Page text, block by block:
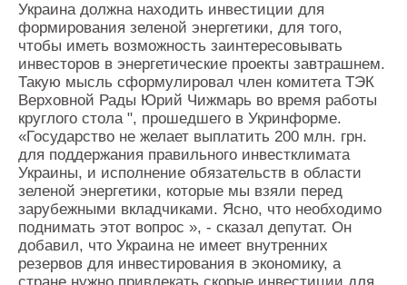
Украина должна находить инвестиции для
формирования зеленой энергетики, для того,
чтобы иметь возможность заинтересовывать
инвесторов в энергетические проекты завтрашнем.
Такую мысль сформулировал член комитета ТЭК
Верховной Рады Юрий Чижмарь во время работы
круглого стола ", прошедшего в Укринформе.
«Государство не желает выплатить 200 млн. грн.
для поддержания правильного инвестклимата
Украины, и исполнение обязательств в области
зеленой энергетики, которые мы взяли перед
зарубежными вкладчиками. Ясно, что необходимо
поднимать этот вопрос », - сказал депутат. Он
добавил, что Украина не имеет внутренних
резервов для инвестирования в экономику, а